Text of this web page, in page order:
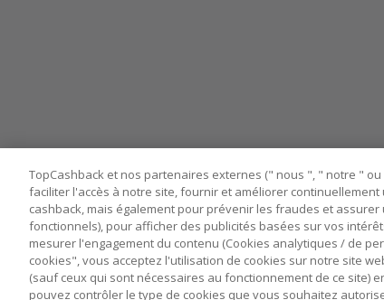
Nos sites UK US CN JP
TopCashback et nos partenaires externes (" nous ", " notre "
faciliter l'accès à notre site, fournir et améliorer
cashback, mais également pour prévenir les fraudes et
fonctionnels), pour afficher des publicités basées sur vos
mesurer l'engagement du contenu (Cookies analytiques / de
cookies", vous acceptez l'utilisation de cookies sur notre site
(sauf ceux qui sont nécessaires au fonctionnement de ce site)
pouvez contrôler le type de cookies que vous souhaitez